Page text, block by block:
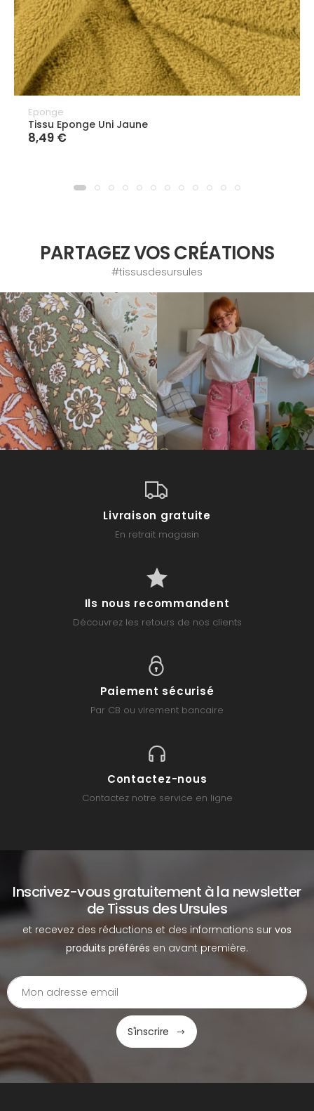
Eponge
Tissu Eponge Uni Jaune
8,49 €
PARTAGEZ VOS CRÉATIONS
#tissusdesursules
Livraison gratuite
En retrait magasin
Ils nous recommandent
Découvrez les retours de nos clients
Paiement sécurisé
Par CB ou virement bancaire
Contactez-nous
Contactez notre service en ligne
Inscrivez-vous gratuitement à la newsletter
de Tissus des Ursules
et recevez des réductions et des informations sur vos
produits préférés en avant première.
S'inscrire